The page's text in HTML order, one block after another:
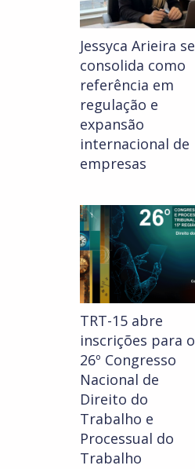
Jessyca Arieira se
consolida como
referência em
regulação e
expansão
internacional de
empresas
TRT-15 abre
inscrições para o
26º Congresso
Nacional de
Direito do
Trabalho e
Processual do
Trabalho